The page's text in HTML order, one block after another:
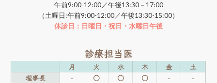
午前9:00-12:00／午後13:30－17:00
（土曜日:午前9:00-12:00／午後13:30-15:00）
休診日：日曜日・祝日・水曜日午後
診療担当医
月 火 水 木 金
土
理事長
- ○ ○ ○ -
-